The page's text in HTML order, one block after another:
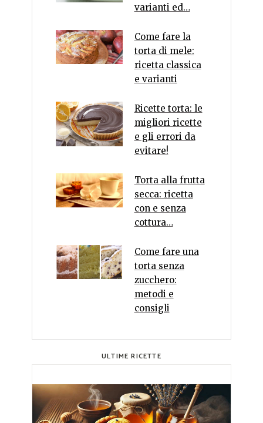
varianti ed…
Come fare la
torta di mele:
ricetta classica
e varianti
Ricette torta: le
migliori ricette
e gli errori da
evitare!
Torta alla frutta
secca: ricetta
con e senza
cottura…
Come fare una
torta senza
zucchero:
metodi e
consigli
ULTIME RICETTE